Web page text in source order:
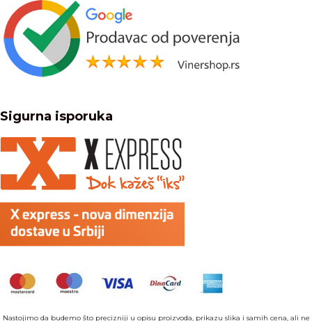
Sigurna isporuka
Nastojimo da budemo što precizniji u opisu proizvoda, prikazu slika i samih cena, ali ne